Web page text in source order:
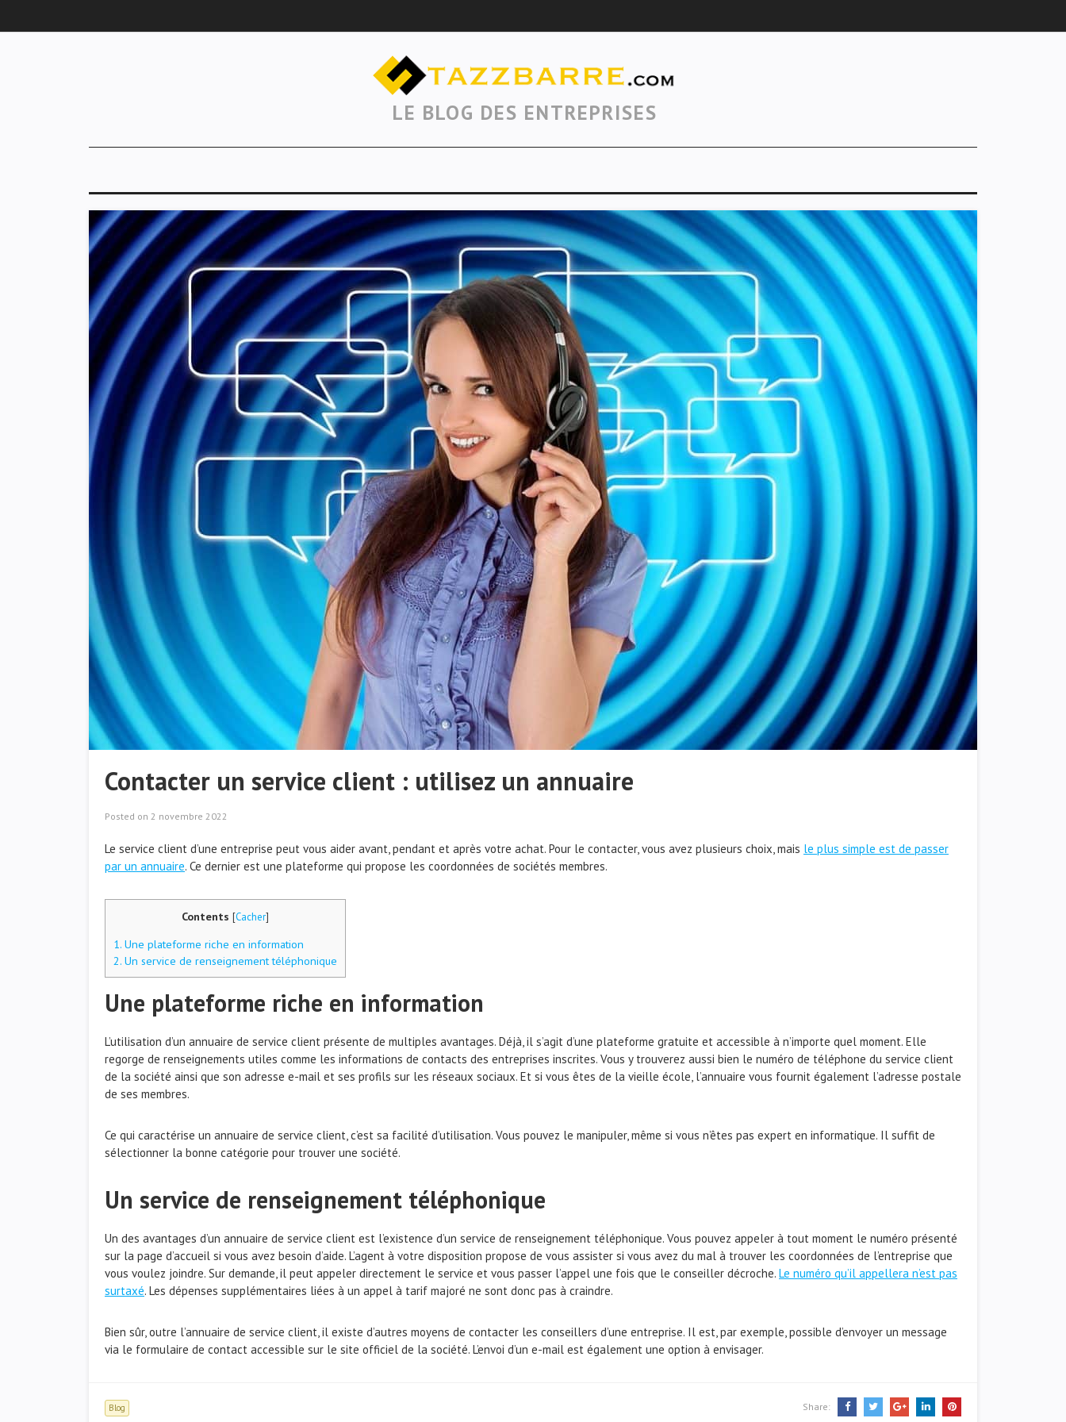
LE BLOG DES ENTREPRISES
Contacter un service client : utilisez un annuaire
Posted on 2 novembre 2022
Le service client d’une entreprise peut vous aider avant, pendant et après votre achat. Pour le contacter, vous avez plusieurs choix, mais le plus simple est de passer
par un annuaire. Ce dernier est une plateforme qui propose les coordonnées de sociétés membres.
Contents [Cacher]
1. Une plateforme riche en information
2. Un service de renseignement téléphonique
Une plateforme riche en information
L’utilisation d’un annuaire de service client présente de multiples avantages. Déjà, il s’agit d’une plateforme gratuite et accessible à n’importe quel moment. Elle
regorge de renseignements utiles comme les informations de contacts des entreprises inscrites. Vous y trouverez aussi bien le numéro de téléphone du service client
de la société ainsi que son adresse e-mail et ses profils sur les réseaux sociaux. Et si vous êtes de la vieille école, l’annuaire vous fournit également l’adresse postale
de ses membres.
Ce qui caractérise un annuaire de service client, c’est sa facilité d’utilisation. Vous pouvez le manipuler, même si vous n’êtes pas expert en informatique. Il suffit de
sélectionner la bonne catégorie pour trouver une société.
Un service de renseignement téléphonique
Un des avantages d’un annuaire de service client est l’existence d’un service de renseignement téléphonique. Vous pouvez appeler à tout moment le numéro présenté
sur la page d’accueil si vous avez besoin d’aide. L’agent à votre disposition propose de vous assister si vous avez du mal à trouver les coordonnées de l’entreprise que
vous voulez joindre. Sur demande, il peut appeler directement le service et vous passer l’appel une fois que le conseiller décroche. Le numéro qu’il appellera n’est pas
surtaxé. Les dépenses supplémentaires liées à un appel à tarif majoré ne sont donc pas à craindre.
Bien sûr, outre l’annuaire de service client, il existe d’autres moyens de contacter les conseillers d’une entreprise. Il est, par exemple, possible d’envoyer un message
via le formulaire de contact accessible sur le site officiel de la société. L’envoi d’un e-mail est également une option à envisager.
Blog Share: